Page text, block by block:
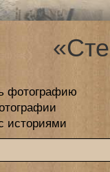
фотографию
историями